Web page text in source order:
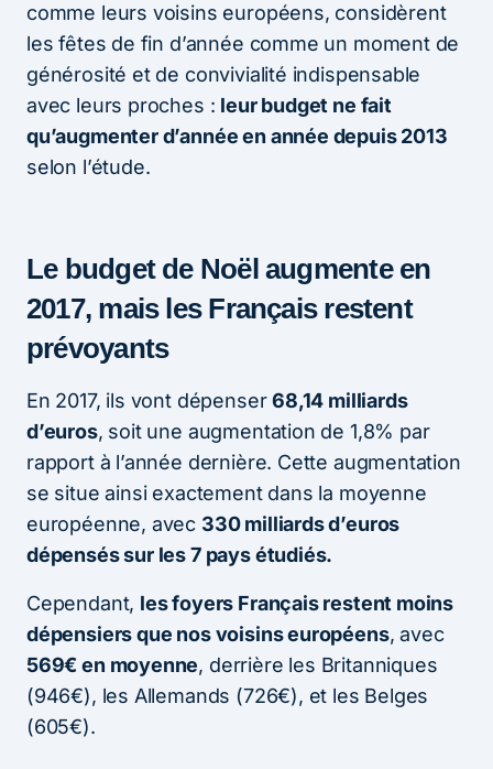
comme leurs voisins européens, considèrent
les fêtes de fin d’année comme un moment de
générosité et de convivialité indispensable
avec leurs proches : leur budget ne fait
qu’augmenter d’année en année depuis 2013
selon l’étude.
Le budget de Noël augmente en
2017, mais les Français restent
prévoyants
En 2017, ils vont dépenser68,14 milliards
d’euros, soit une augmentation de 1,8% par
rapport à l’année dernière. Cette augmentation
se situe ainsi exactement dans la moyenne
européenne, avec 330 milliards d’euros
dépensés sur les 7 pays étudiés.
Cependant, les foyers Français restent moins
dépensiers que nos voisins européens, avec
569€ en moyenne, derrière les Britanniques
(946€), les Allemands (726€), et les Belges
(605€).